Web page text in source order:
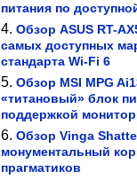
питания по
Обзор ASUS RT-
самых доступных
стандарта Wi-Fi 6
Обзор MSI MPG
«титановый» блок
поддержкой
Обзор Vinga
монументальный
прагматиков